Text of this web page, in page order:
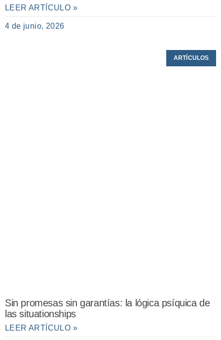
LEER ARTÍCULO »
4 de junio, 2026
ARTÍCULOS
Sin promesas sin garantías: la lógica psíquica de
las situationships
LEER ARTÍCULO »